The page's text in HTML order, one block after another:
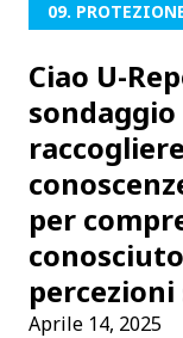
09.
Ciao U-
per
Aprile 14, 2025